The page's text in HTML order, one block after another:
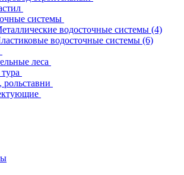
системы
водосточные системы (4)
водосточные системы (6)
леса
рольставни